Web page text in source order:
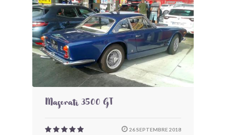
Maserati 3500 GT
26 SEPTEMBRE 2018